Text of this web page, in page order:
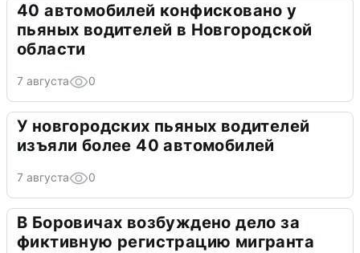
40 автомобилей конфисковано у
пьяных водителей в Новгородской
области
7 августа 0
У новгородских пьяных водителей
изъяли более 40 автомобилей
7 августа 0
В Боровичах возбуждено дело за
фиктивную регистрацию мигранта